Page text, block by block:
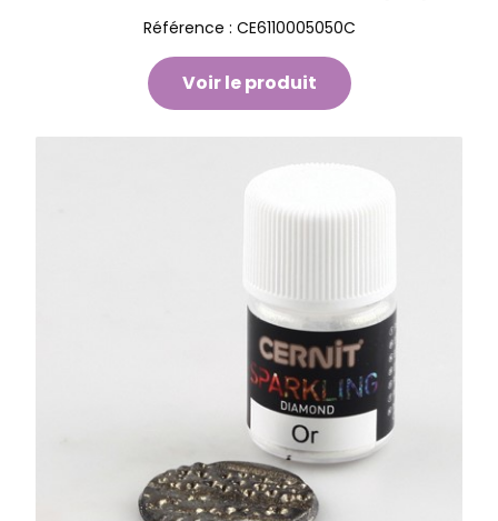
Référence : CE6110005050C
Voir le produit